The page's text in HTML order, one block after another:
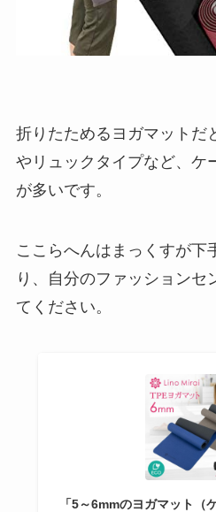
折りたためるヨガマットだ
やリュックタイプなど、ケ
が多いです。
ここらへんはまっくすが下
り、自分のファッションセ
てください。
「5～6mmのヨガマット（